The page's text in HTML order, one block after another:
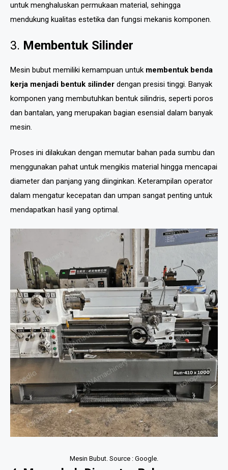
untuk menghaluskan permukaan material, sehingga
mendukung kualitas estetika dan fungsi mekanis komponen.
3. Membentuk Silinder
Mesin bubut memiliki kemampuan untuk membentuk benda
kerja menjadi bentuk silinder dengan presisi tinggi. Banyak
komponen yang membutuhkan bentuk silindris, seperti poros
dan bantalan, yang merupakan bagian esensial dalam banyak
mesin.
Proses ini dilakukan dengan memutar bahan pada sumbu dan
menggunakan pahat untuk mengikis material hingga mencapai
diameter dan panjang yang diinginkan. Keterampilan operator
dalam mengatur kecepatan dan umpan sangat penting untuk
mendapatkan hasil yang optimal.
Mesin Bubut. Source : Google.